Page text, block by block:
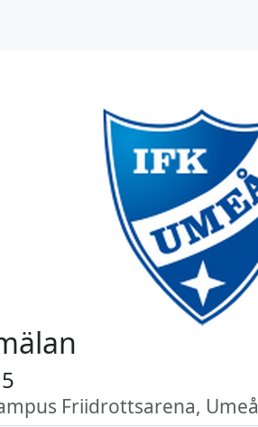
Friidrottsarena, Umeå